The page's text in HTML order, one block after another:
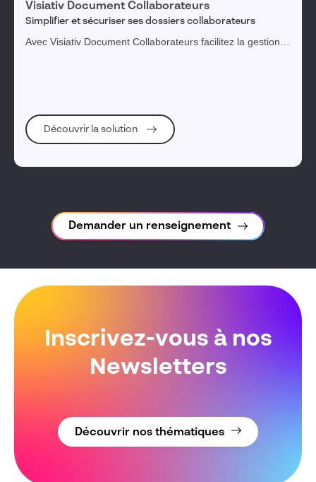
Visiativ Document Collaborateurs
Simplifier et sécuriser ses dossiers collaborateurs
Avec Visiativ Document Collaborateurs facilitez la gestion
Découvrir la solution
Demander un renseignement
Inscrivez-vous à nos
Newsletters
Découvrir nos thématiques